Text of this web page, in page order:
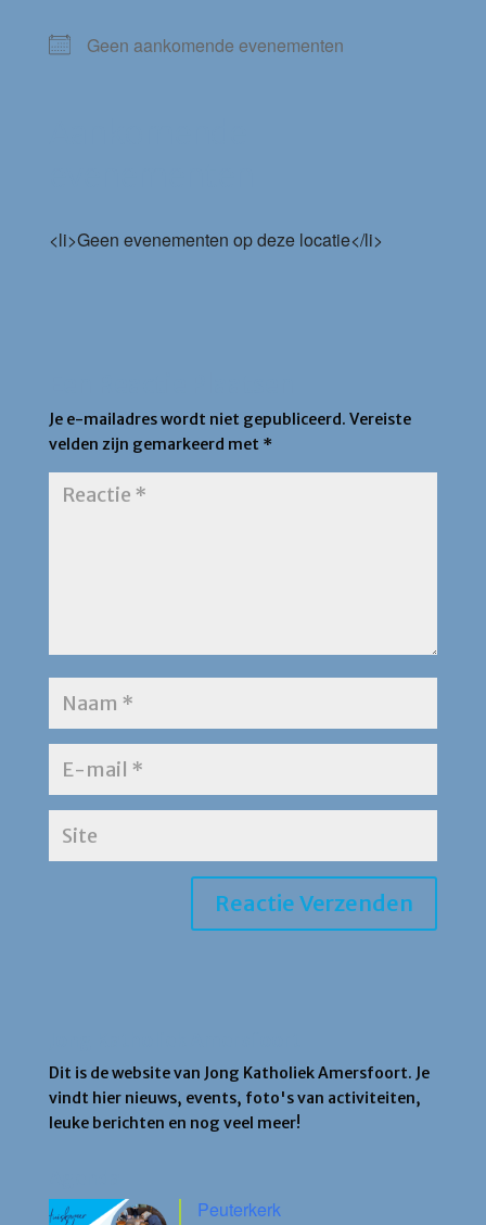
Geen aankomende evenementen
<li>Geen evenementen op deze locatie</li>
Je e-mailadres wordt niet gepubliceerd. Vereiste
velden zijn gemarkeerd met *
Dit is de website van Jong Katholiek Amersfoort. Je
vindt hier nieuws, events, foto's van activiteiten,
leuke berichten en nog veel meer!
Peuterkerk